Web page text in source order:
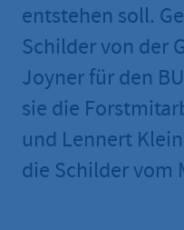
entstehen soll.
Schilder von der
Joyner für den
sie die
und Lennert
die Schilder vom